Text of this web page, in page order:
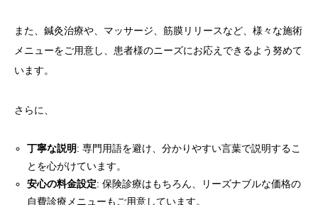
また、鍼灸治療や、マッサージ、筋膜リリースなど、様々な施術
メニューをご用意し、患者様のニーズにお応えできるよう努めて
います。
さらに、
丁寧な説明: 専門用語を避け、分かりやすい言葉で説明するこ
とを心がけています。
安心の料金設定: 保険診療はもちろん、リーズナブルな価格の
自費診療メニューもご用意しています。